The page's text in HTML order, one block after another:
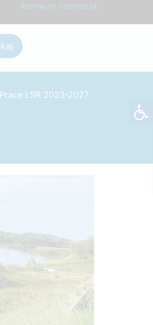
Archiwum cenoma.pl
Prace LSR 2023-2027